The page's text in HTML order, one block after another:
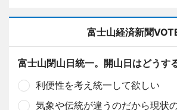
富士山経済新聞
富士山閉山日統一。開山日はどうす
利便性を考え統一して欲しい
気象や伝統が違うのだから現状